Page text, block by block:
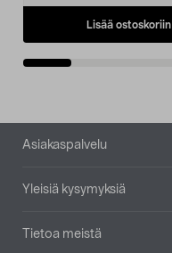
Lisää ostoskoriin
Alatunniste
Asiakaspalvelu
Yleisiä kysymyksiä
Tietoa meistä